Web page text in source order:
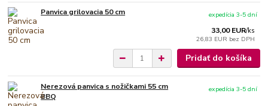
Panvica grilovacia 50 cm
33,00 EUR/ks
26,83 EUR bez DPH
expedícia 3-5 dní
Pridať do košíka
Nerezová panvica s nožičkami 55 cm
BBQ
expedícia 3-5 dní